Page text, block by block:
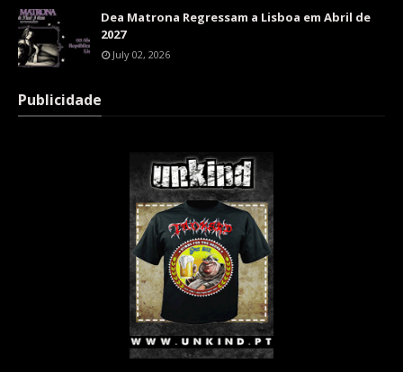
Dea Matrona Regressam a Lisboa em Abril de
2027
July 02, 2026
Publicidade